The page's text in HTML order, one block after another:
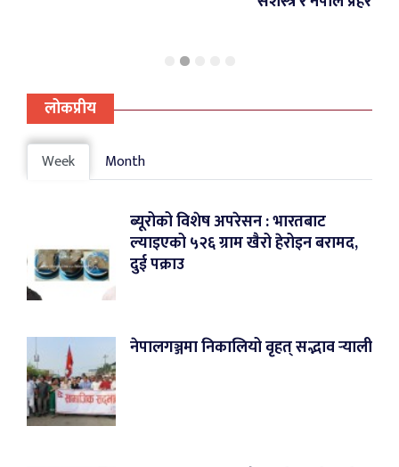
लोकप्रीय
Week Month
ब्यूरोको विशेष अपरेसन : भारतबाट
ल्याइएको ५२६ ग्राम खैरो हेरोइन बरामद,
दुई पक्राउ
नेपालगञ्जमा निकालियो वृहत् सद्भाव र्‍याली